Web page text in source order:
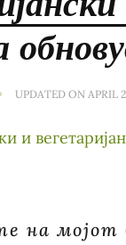
UPDATED ON APRIL
на мојот